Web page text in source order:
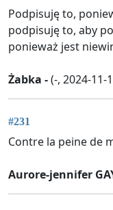
Podpisuję to,
podpisuję to, aby
ponieważ jest
Żabka -(-, 2024-11-
#231
Contre la peine de
Aurore-jennifer